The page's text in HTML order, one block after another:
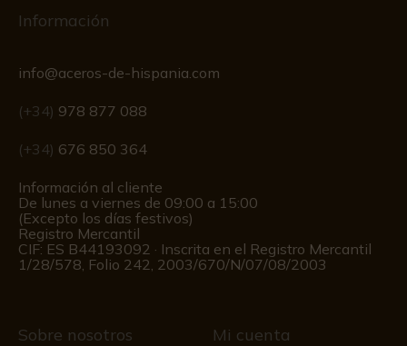
Información
info@aceros-de-hispania.com
(+34) 978 877 088
(+34) 676 850 364
Información al cliente
De lunes a viernes de 09:00 a 15:00
(Excepto los días festivos)
Registro Mercantil
CIF: ES B44193092 · Inscrita en el Registro Mercantil
1/28/578, Folio 242, 2003/670/N/07/08/2003
Sobre nosotros Mi cuenta